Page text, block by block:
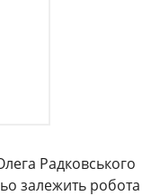
Радковського
залежить робота